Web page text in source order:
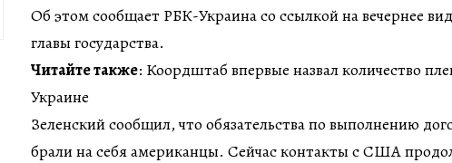
Об этом сообщает РБК-Украина со ссылкой на вечернее
главы государства.
Читайте также: Коордштаб впервые назвал количество
Украине
Зеленский сообщил, что обязательства по выполнению
брали на себя американцы. Сейчас контакты с США